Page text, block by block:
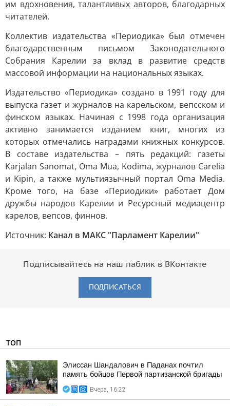
им вдохновения, талантливых авторов, благодарных
читателей.
Коллектив издательства «Периодика» был отмечен
благодарственным письмом Законодательного
Собрания Карелии за вклад в развитие средств
массовой информации на национальных языках.
Издательство «Периодика» создано в 1991 году для
выпуска газет и журналов на карельском, вепсском и
финском языках. Начиная с 1998 года организация
активно занимается изданием книг, многих из
которых отмечались наградами книжных конкурсов.
В составе издательства – пять редакций: газеты
Karjalan Sanomat, Oma Mua, Kodima, журналов Carelia
и Kipin, а также мультиязычный портал Oma Media.
Кроме того, на базе «Периодики» работает Дом
дружбы народов Карелии и Ресурсный медиацентр
карелов, вепсов, финнов.
Источник: Канал в МАКС "Парламент Карелии"
Подписывайтесь на наш паблик в ВКонтакте
ПОДПИСАТЬСЯ
ТОП
Элиссан Шандалович в Паданах почтил
память бойцов Первой партизанской бригады
Вчера, 16:22